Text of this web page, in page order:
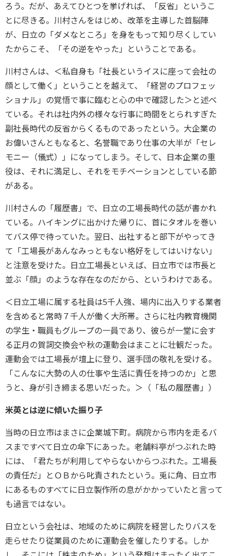
ろう。だが、あえてひとつを挙げれば、「反省」というこ
とに尽きる。川村さんをはじめ、改革を主導した首脳陣
が、日立の「ダメなところ」を身をもって知り尽くしてい
たからこそ、「その逆をやった」ということである。
川村さんは、＜私自身も「社長というイスに座って会社の
顔として働く」ということを越えて、「経営のプロフェッ
ショナル」の覚悟で事に臨むと心の中で確認した＞と述べ
ている。それは社内外の様々な行事に時間をとられすぎた
副社長時代の反省からくるものであったという。大企業の
お偉いさんともなると、名誉職であり仕事の大半が「セレ
モニー（儀式）」になってしまう。そして、日本企業の重
役は、それに満足し、それをモチベーションとしている節
がある。
川村さんの「履歴書」で、日立の工場長時代の話が書かれ
ている。ハイキングに出かけた帰りに、首にタオルを巻い
てバス停で待っていた。翌日、出社すると部下がやってき
て「工場長があんなみっともない格好をしてはいけない」
と注意を受けた。日立工場長といえば、日立市では市長と
並ぶ「顔」のような存在なのだから、というわけである。
＜日立工場に属する社員は5千人強、場内に出入りする業者
を含めると常時７千人が働く大所帯。さらに社内教育機関
の学生・職員もグループの一員であり、彼らが一堂に会す
る正月の賀詞交換会や秋の運動会はまことに壮観だった。
運動会では工場長が壇上に登り、選手団の敬礼を受ける。
「こんなに大勢の人の仕事や生活に責任を持つのか」と思
うと、身が引き締まる思いだった。＞（「私の履歴書」）
米英とは逆に傾いた振り子
当時の日立市はまさに企業城下町。病院から市内を走るバ
スまですべて日立の傘下にあった。老舗料亭がつぶれた時
には、「君たちが利用してやらないからつぶれた。工場長
の責任だ」とＯＢから叱責されたという。兎に角、日立市
にあるものすべてに日立製作所の息がかかっていたと言って
も過言ではない。
日立という会社は、地域のために病院を経営したりバスを
走らせたり従業員のために運動会を催したりする。しか